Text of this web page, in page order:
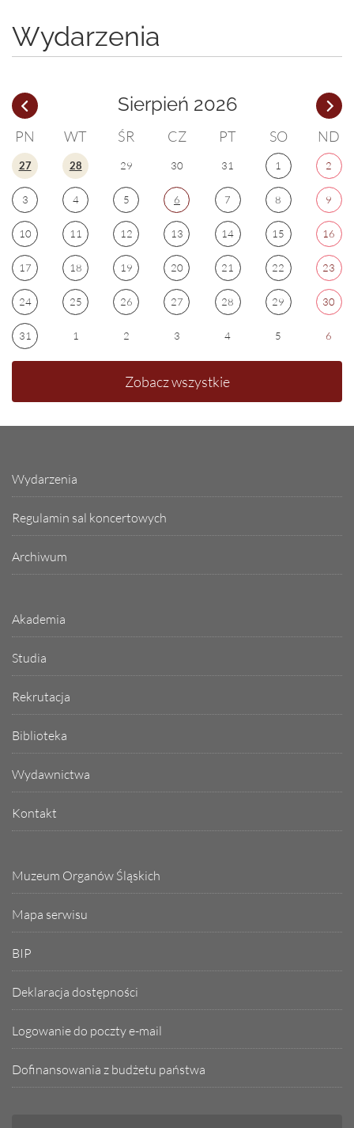
Wydarzenia
Sierpień 2026
PN WT ŚR CZ PT SO ND
27 28 29 30 31 1 2
3 4 5 6 7 8 9
10 11 12 13 14 15 16
17 18 19 20 21 22 23
24 25 26 27 28 29 30
31 1 2 3 4 5 6
Zobacz wszystkie
Wydarzenia
Regulamin sal koncertowych
Archiwum
Akademia
Studia
Rekrutacja
Biblioteka
Wydawnictwa
Kontakt
Muzeum Organów Śląskich
Mapa serwisu
BIP
Deklaracja dostępności
Logowanie do poczty e-mail
Dofinansowania z budżetu państwa